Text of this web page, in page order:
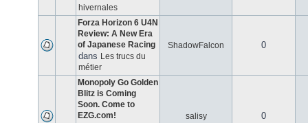
hivernales
Forza Horizon 6 U4N
Review: A New Era
of Japanese Racing
dans Les trucs du
métier
ShadowFalcon 0
Monopoly Go Golden
Blitz is Coming
Soon. Come to
EZG.com!
salisy 0